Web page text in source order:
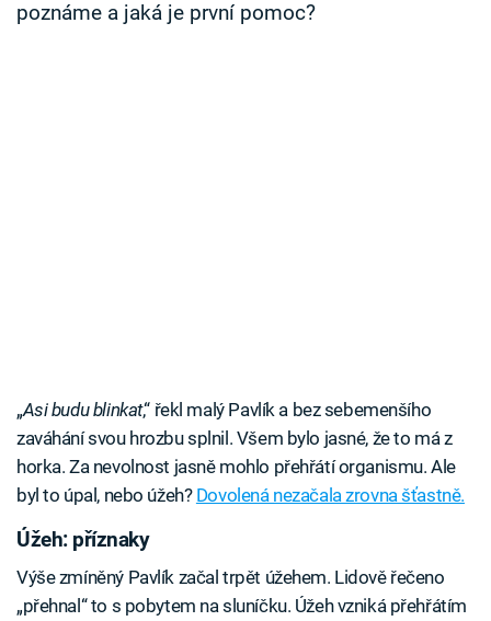
Sledujte nás
poznáme a jaká je první pomoc?
„Asi budu blinkat,“ řekl malý Pavlík a bez sebemenšího
zaváhání svou hrozbu splnil. Všem bylo jasné, že to má z
horka. Za nevolnost jasně mohlo přehřátí organismu. Ale
byl to úpal, nebo úžeh? Dovolená nezačala zrovna šťastně.
Úžeh: příznaky
Výše zmíněný Pavlík začal trpět úžehem. Lidově řečeno
„přehnal“ to s pobytem na sluníčku. Úžeh vzniká přehřátím